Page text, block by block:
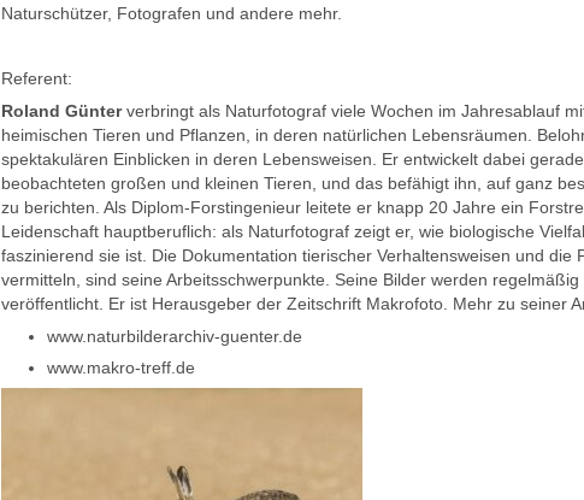
Naturschützer, Fotografen und andere mehr.
Referent:
Roland Günterverbringt als Naturfotograf viele Wochen im Jahresablauf
heimischen Tieren und Pflanzen, in deren natürlichen Lebensräumen.
spektakulären Einblicken in deren Lebensweisen. Er entwickelt dabei
beobachteten großen und kleinen Tieren, und das befähigt ihn, auf ganz
zu berichten. Als Diplom-Forstingenieur leitete er knapp 20 Jahre ein
Leidenschaft hauptberuflich: als Naturfotograf zeigt er, wie biologische
faszinierend sie ist. Die Dokumentation tierischer Verhaltensweisen und die
vermitteln, sind seine Arbeitsschwerpunkte. Seine Bilder werden
veröffentlicht. Er ist Herausgeber der Zeitschrift Makrofoto. Mehr zu seiner
www.naturbilderarchiv-guenter.de
www.makro-treff.de